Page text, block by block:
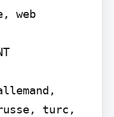
web
turc,